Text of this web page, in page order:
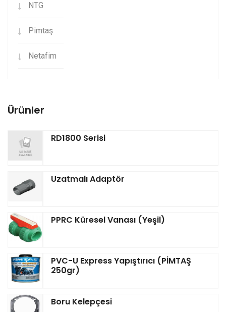
NTG
Pimtaş
Netafim
Ürünler
RD1800 Serisi
Uzatmalı Adaptör
PPRC Küresel Vanası (Yeşil)
PVC-U Express Yapıştırıcı (PİMTAŞ
250gr)
Boru Kelepçesi